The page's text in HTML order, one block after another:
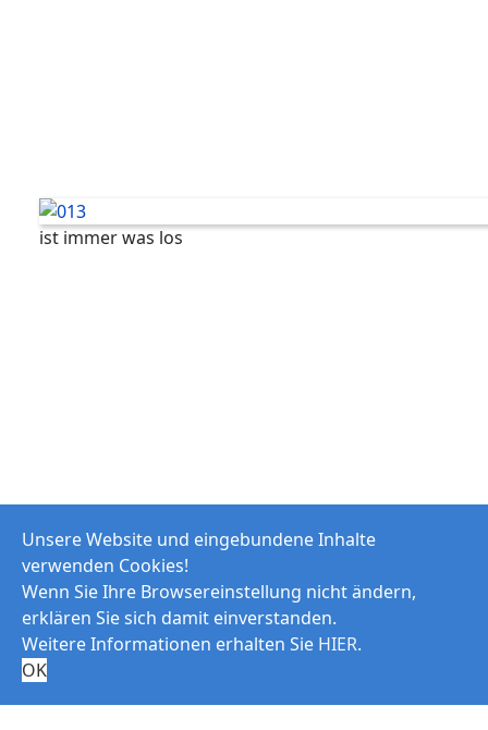
ist immer was los
Unsere Website und eingebundene Inhalte
verwenden Cookies!
Wenn Sie Ihre Browsereinstellung nicht ändern,
erklären Sie sich damit einverstanden.
Weitere Informationen erhalten Sie HIER.
OK